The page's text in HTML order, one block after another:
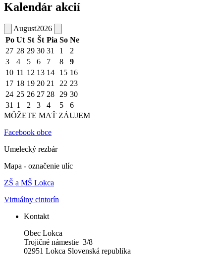
Kalendár akcií
August2026
Po Ut St Št Pia So Ne
27 28 29 30 31 1
2
3
4 5 6 7 8
9
10 11 12 13 14 15 16
17 18 19 20 21 22 23
24 25 26 27 28 29 30
31 1 2 3 4 5
6
MÔŽETE MAŤ ZÁUJEM
Facebook obce
Umelecký rezbár
Mapa - označenie ulíc
ZŠ a MŠ Lokca
Virtuálny cintorín
Kontakt
Obec Lokca
Trojičné námestie 3/8
02951 Lokca Slovenská republika